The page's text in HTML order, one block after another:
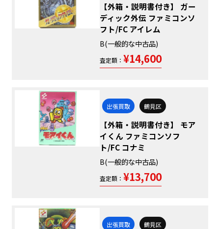
【外箱・説明書付き】 ガー
ディック外伝 ファミコンソ
フト/FC アイレム
B(一般的な中古品)
査定額： ¥14,600
出張買取 鶴見区
【外箱・説明書付き】 モア
イくん ファミコンソフ
ト/FC コナミ
B(一般的な中古品)
査定額： ¥13,700
出張買取 鶴見区